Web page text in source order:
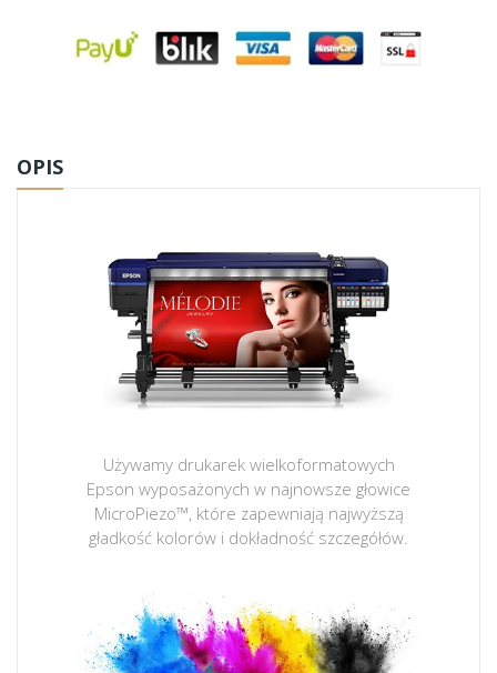
OPIS
Używamy drukarek wielkoformatowych
Epson wyposażonych w najnowsze głowice
MicroPiezo™, które zapewniają najwyższą
gładkość kolorów i dokładność szczegółów.